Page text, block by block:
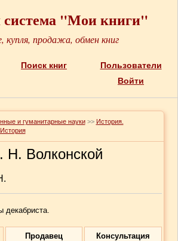
"Мои книги"
купля, продажа, обмен книг
Поиск книг
Пользователи
Войти
и гуманитарные науки >> История.
История
Н. Волконской
декабриста.
Продавец Консультация